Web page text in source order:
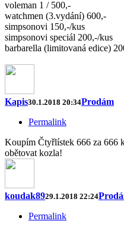
voleman 1 / 500,-
watchmen (3.vydání) 600,-
simpsonovi 150,-/kus
simpsonovi speciál 200,-/kus
barbarella (limitovaná edice)
Kapis30.1.2018 20:34Prodám
Permalink
Koupím Čtyřlístek 666 za 666
obětovat kozla!
koudak8929.1.2018 22:24
Permalink